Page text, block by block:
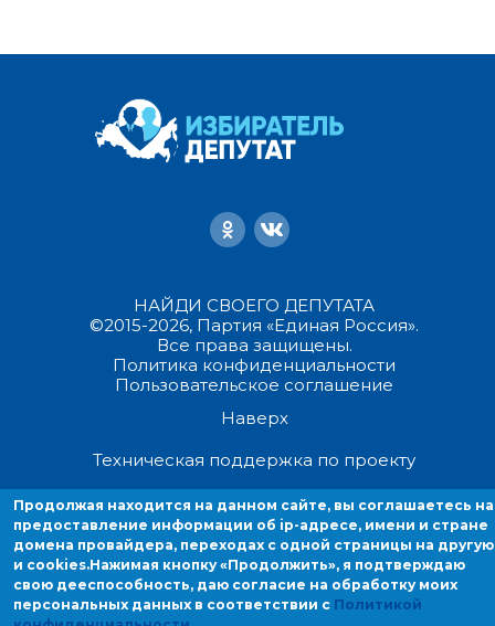
НАЙДИ СВОЕГО ДЕПУТАТА
©2015-2026, Партия «Единая Россия».
Все права защищены.
Политика конфиденциальности
Пользовательское соглашение
Наверх
Техническая поддержка по проекту
Продолжая находиться на данном сайте, вы соглашаетесь на
предоставление информации об ip-адресе, имени и стране домена
провайдера, переходах с одной страницы на другую и cookies.
Продолжая находится на данном сайте, вы соглашаетесь на
предоставление информации об ip-адресе, имени и стране
домена провайдера, переходах с одной страницы на другую
и cookies.Нажимая кнопку «Продолжить», я подтверждаю
свою дееспособность, даю согласие на обработку моих
персональных данных в соответствии с Политикой